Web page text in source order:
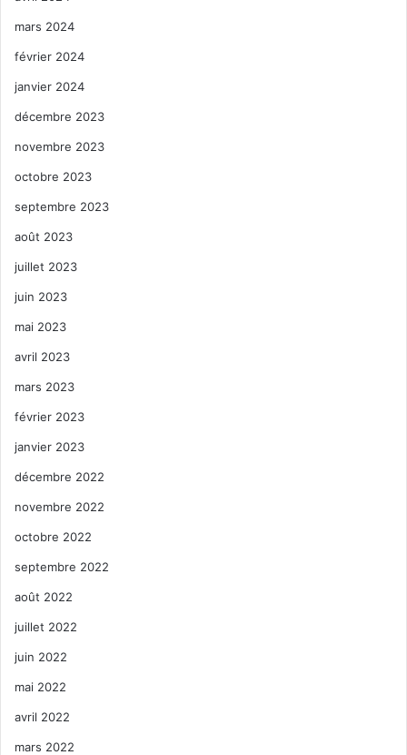
mars 2024
février 2024
janvier 2024
décembre 2023
novembre 2023
octobre 2023
septembre 2023
août 2023
juillet 2023
juin 2023
mai 2023
avril 2023
mars 2023
février 2023
janvier 2023
décembre 2022
novembre 2022
octobre 2022
septembre 2022
août 2022
juillet 2022
juin 2022
mai 2022
avril 2022
mars 2022